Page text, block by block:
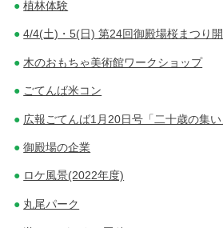
植林体験
4/4(土)・5(日) 第24回御殿場桜まつり
木のおもちゃ美術館ワークショップ
ごてんば米コン
広報ごてんば1月20日号「二十歳の集
御殿場の企業
ロケ風景(2022年度)
丸尾パーク